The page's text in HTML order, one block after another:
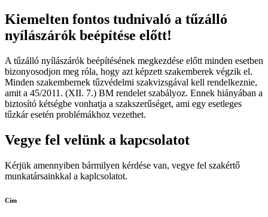
Kiemelten fontos tudnivaló a tűzálló
nyílászárók beépítése előtt!
A tűzálló nyílászárók beépítésének megkezdése előtt minden esetben
bizonyosodjon meg róla, hogy azt képzett szakemberek végzik el.
Minden szakembernek tűzvédelmi szakvizsgával kell rendelkeznie,
amit a 45/2011. (XII. 7.) BM rendelet szabályoz. Ennek hiányában a
biztosító kétségbe vonhatja a szakszerűséget, ami egy esetleges
tűzkár esetén problémákhoz vezethet.
Vegye fel velünk a kapcsolatot
Kérjük amennyiben bármilyen kérdése van, vegye fel szakértő
munkatársainkkal a kaplcsolatot.
Cím